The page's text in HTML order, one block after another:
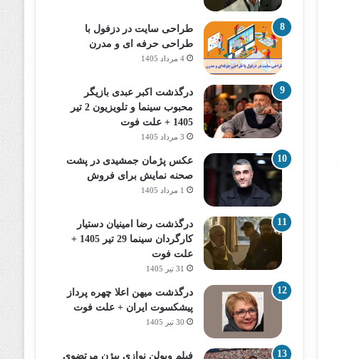
طراحی سایت در دزفول با
طراحی حرفه‌ ای و مدرن
4 مرداد 1405
درگذشت اکبر عبدی بازیگر
محبوب سینما و تلویزیون 2 تیر
1405 + علت فوت
3 مرداد 1405
عکس پژمان جمشیدی در پشت
صحنه نمایش برای فروش
1 مرداد 1405
درگذشت رضا امینیان دستیار
کارگردان سینما 29 تیر 1405 +
علت فوت
31 تیر 1405
درگذشت میهن اعلا چهره پرداز
پیشکسوت ایران + علت فوت
30 تیر 1405
فیلم ویولن نوازی بیژن مرتضوی